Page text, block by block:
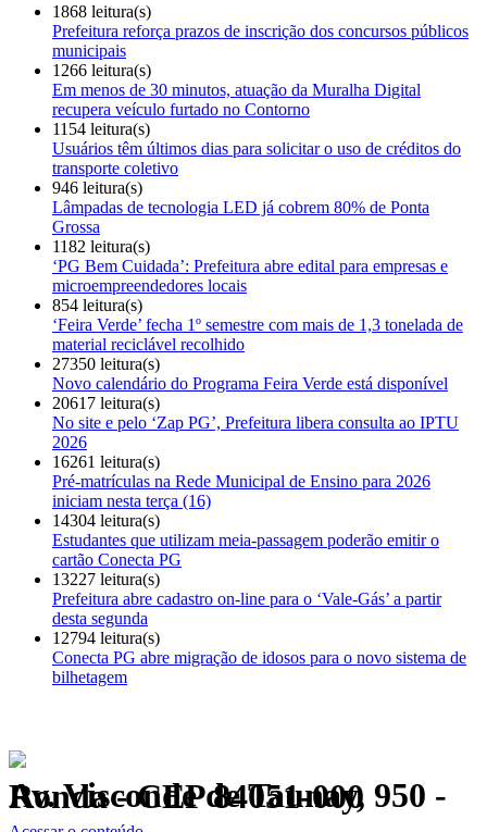
1868 leitura(s)
Prefeitura reforça prazos de inscrição dos concursos públicos
municipais
1266 leitura(s)
Em menos de 30 minutos, atuação da Muralha Digital
recupera veículo furtado no Contorno
1154 leitura(s)
Usuários têm últimos dias para solicitar o uso de créditos do
transporte coletivo
946 leitura(s)
Lâmpadas de tecnologia LED já cobrem 80% de Ponta
Grossa
1182 leitura(s)
‘PG Bem Cuidada’: Prefeitura abre edital para empresas e
microempreendedores locais
854 leitura(s)
‘Feira Verde’ fecha 1º semestre com mais de 1,3 tonelada de
material reciclável recolhido
27350 leitura(s)
Novo calendário do Programa Feira Verde está disponível
20617 leitura(s)
No site e pelo ‘Zap PG’, Prefeitura libera consulta ao IPTU
2026
16261 leitura(s)
Pré-matrículas na Rede Municipal de Ensino para 2026
iniciam nesta terça (16)
14304 leitura(s)
Estudantes que utilizam meia-passagem poderão emitir o
cartão Conecta PG
13227 leitura(s)
Prefeitura abre cadastro on-line para o ‘Vale-Gás’ a partir
desta segunda
12794 leitura(s)
Conecta PG abre migração de idosos para o novo sistema de
bilhetagem
Av. Visconde de Taunay, 950 - Ronda - CEP 84051-000
Política de Privacidade.